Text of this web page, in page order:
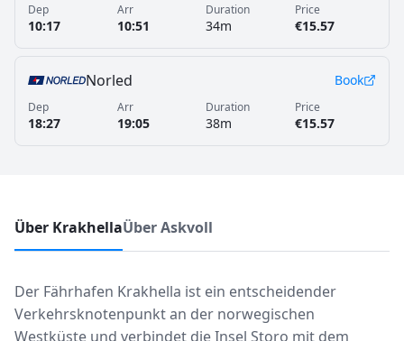
Dep
10:17
Arr
10:51
Duration
34m
Price
€15.57
Norled Book
Dep
18:27
Arr
19:05
Duration
38m
Price
€15.57
Über KrakhellaÜber Askvoll
Der Fährhafen Krakhella ist ein entscheidender
Verkehrsknotenpunkt an der norwegischen
Westküste und verbindet die Insel Storo mit dem